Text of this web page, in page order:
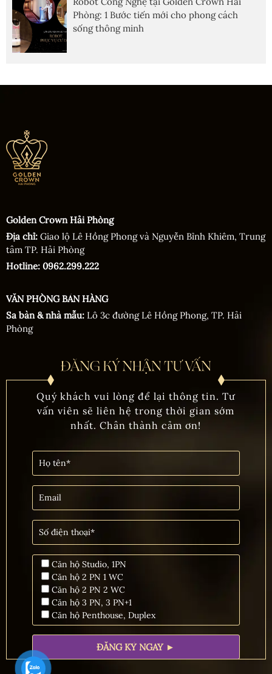
Phòng: 1 Bước tiến mới cho phong cách
sống thông minh
Golden Crown Hải Phòng
Địa chỉ: Giao lộ Lê Hồng Phong và Nguyễn Bỉnh Khiêm, Trung
tâm TP. Hải Phòng
Hotline: 0962.299.222
VĂN PHÒNG BÁN HÀNG
Sa bàn & nhà mẫu: Lô 3c đường Lê Hồng Phong, TP. Hải
Phòng
Quý khách vui lòng để lại thông tin. Tư
vấn viên sẽ liên hệ trong thời gian sớm
nhất. Chân thành cảm ơn!
Căn hộ Studio, 1PN
Căn hộ 2 PN 1 WC
Căn hộ 2 PN 2 WC
Căn hộ 3 PN, 3 PN+1
Căn hộ Penthouse, Duplex